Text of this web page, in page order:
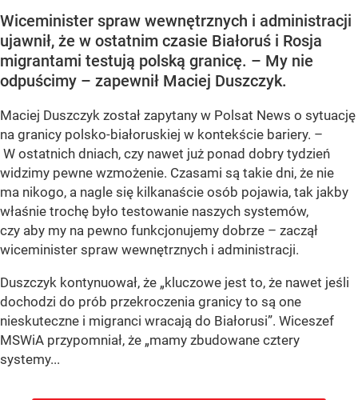
Wiceminister spraw wewnętrznych i administracji
ujawnił, że w ostatnim czasie Białoruś i Rosja
migrantami testują polską granicę. – My nie
odpuścimy – zapewnił Maciej Duszczyk.
Maciej Duszczyk został zapytany w Polsat News o sytuację
na granicy polsko-białoruskiej w kontekście bariery. –
W ostatnich dniach, czy nawet już ponad dobry tydzień
widzimy pewne wzmożenie. Czasami są takie dni, że nie
ma nikogo, a nagle się kilkanaście osób pojawia, tak jakby
właśnie trochę było testowanie naszych systemów,
czy aby my na pewno funkcjonujemy dobrze – zaczął
wiceminister spraw wewnętrznych i administracji.
Duszczyk kontynuował, że „kluczowe jest to, że nawet jeśli
dochodzi do prób przekroczenia granicy to są one
nieskuteczne i migranci wracają do Białorusi”. Wiceszef
MSWiA przypomniał, że „mamy zbudowane cztery
systemy...